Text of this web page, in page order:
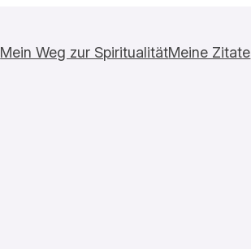
Mein Weg zur SpiritualitätMeine Zitate